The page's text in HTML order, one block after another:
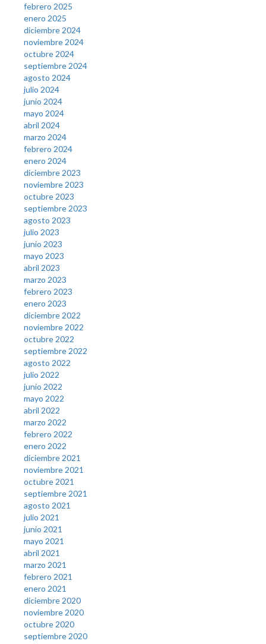
febrero 2025
enero 2025
diciembre 2024
noviembre 2024
octubre 2024
septiembre 2024
agosto 2024
julio 2024
junio 2024
mayo 2024
abril 2024
marzo 2024
febrero 2024
enero 2024
diciembre 2023
noviembre 2023
octubre 2023
septiembre 2023
agosto 2023
julio 2023
junio 2023
mayo 2023
abril 2023
marzo 2023
febrero 2023
enero 2023
diciembre 2022
noviembre 2022
octubre 2022
septiembre 2022
agosto 2022
julio 2022
junio 2022
mayo 2022
abril 2022
marzo 2022
febrero 2022
enero 2022
diciembre 2021
noviembre 2021
octubre 2021
septiembre 2021
agosto 2021
julio 2021
junio 2021
mayo 2021
abril 2021
marzo 2021
febrero 2021
enero 2021
diciembre 2020
noviembre 2020
octubre 2020
septiembre 2020